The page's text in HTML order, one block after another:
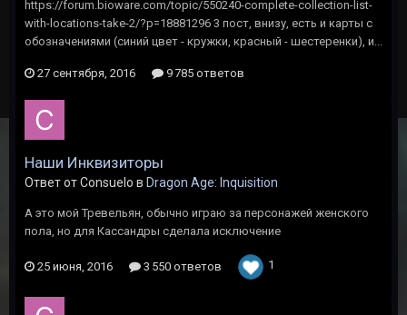
https://forum.bioware.com/topic/550240-complete-collection-list-
with-locations-take-2/?p=18881296 3 пост, внизу, есть и карты с
обозначениями (синий цвет - кружки, красный - шестеренки), и...
27 сентября, 2016 9 785 ответов
Наши Инквизиторы
Ответ от Consuelo в Dragon Age: Inquisition
А это мой Тревельян, обычно играю за персонажей женского
пола, но для Кассандры сделала исключение
25 июня, 2016 3 550 ответов 1